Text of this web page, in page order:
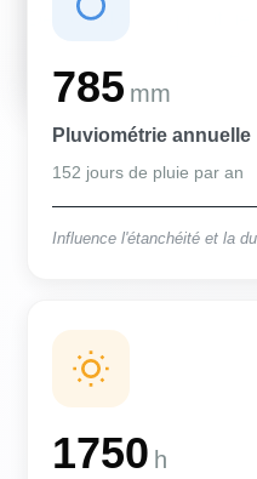
Des conditions qui
785 mm
Pluviométrie annuelle
152 jours de pluie par an
Influence l'étanchéité et la
1750 h